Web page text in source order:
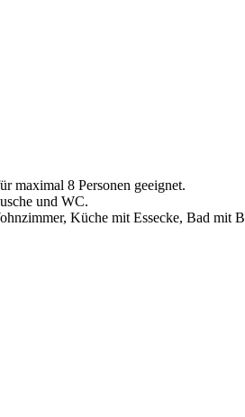
maximal 8 Personen geeignet.
und WC.
Küche mit Essecke, Bad mit